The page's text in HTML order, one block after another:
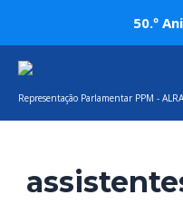
content
50.º
Representação Parlamentar PPM -